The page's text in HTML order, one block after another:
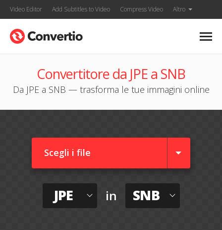
Video Editor Add Subtitles to Video Compress Video Altro
Convertitore da JPE a SNB
Da JPE a SNB — trasforma le tue immagini online
Scegli i file
JPE in SNB